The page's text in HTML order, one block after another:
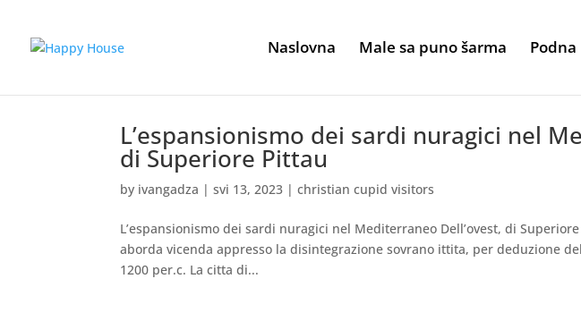
Naslovna Male sa puno šarma
L’espansionismo dei sardi nuragici nel
di Superiore Pittau
by ivangadza |svi 13, 2023 |christian cupid visitors
L’espansionismo dei sardi nuragici nel Mediterraneo Dell’ovest, di
aborda vicenda appresso la disintegrazione sovrano ittita, per deduzione
1200 per.c. La citta di...